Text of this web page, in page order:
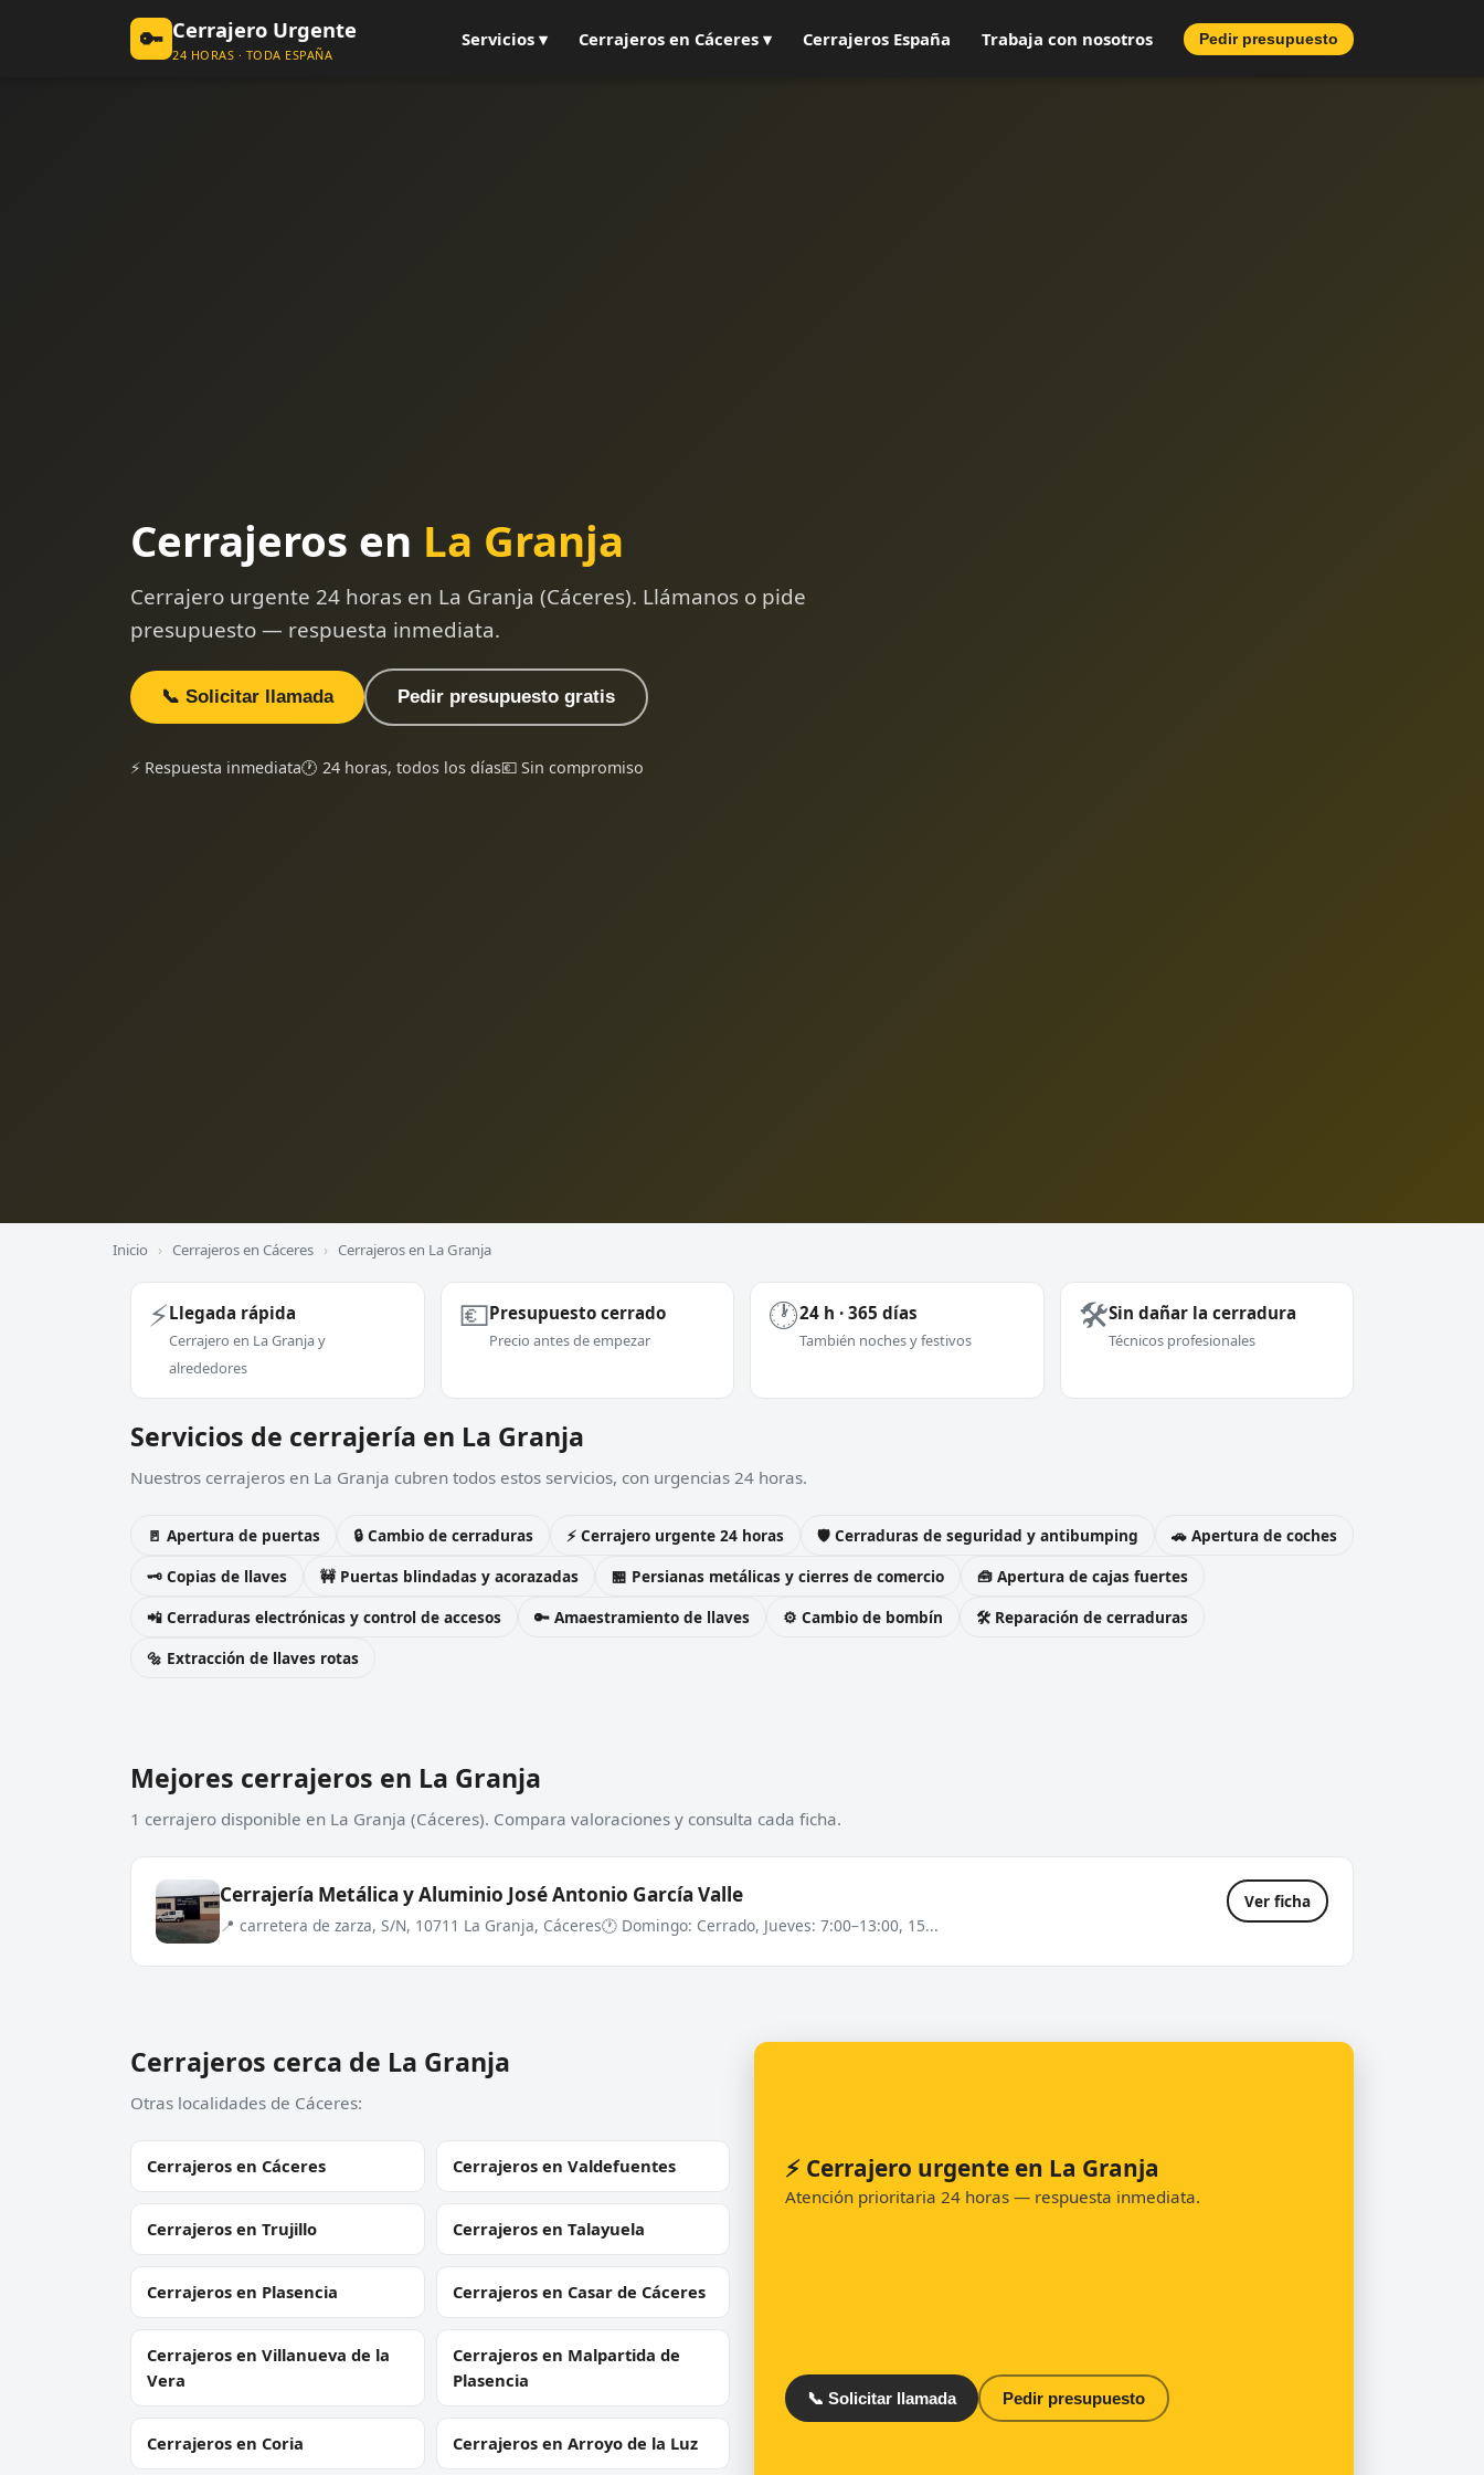
🔑 Cerrajero Urgente
24 HORAS · TODA ESPAÑA
Servicios ▾ Cerrajeros en Cáceres ▾ Cerrajeros España Trabaja con nosotros Pedir presupuesto
Cerrajeros en La Granja
Cerrajero urgente 24 horas en La Granja (Cáceres). Llámanos o pide
presupuesto — respuesta inmediata.
📞 Solicitar llamada Pedir presupuesto gratis
⚡ Respuesta inmediata🕐 24 horas, todos los días💶 Sin compromiso
Inicio › Cerrajeros en Cáceres › Cerrajeros en La Granja
⚡Llegada rápida
Cerrajero en La Granja y
alrededores
💶Presupuesto cerrado
Precio antes de empezar
🕐24 h · 365 días
También noches y festivos
🛠️Sin dañar la cerradura
Técnicos profesionales
Servicios de cerrajería en La Granja
Nuestros cerrajeros en La Granja cubren todos estos servicios, con urgencias 24 horas.
🚪 Apertura de puertas 🔒 Cambio de cerraduras ⚡ Cerrajero urgente 24 horas 🛡️ Cerraduras de seguridad y antibumping
🚗 Apertura de coches
🗝️ Copias de llaves
🚧 Puertas blindadas y acorazadas 🏪 Persianas metálicas y cierres de comercio
🧰 Apertura de cajas fuertes
📲 Cerraduras electrónicas y control de accesos
🔑 Amaestramiento de llaves ⚙️ Cambio de bombín
🛠️ Reparación de cerraduras
🔩 Extracción de llaves rotas
Mejores cerrajeros en La Granja
1 cerrajero disponible en La Granja (Cáceres). Compara valoraciones y consulta cada ficha.
Cerrajería Metálica y Aluminio José Antonio García Valle
📍 carretera de zarza, S/N, 10711 La Granja, Cáceres🕐 Domingo: Cerrado, Jueves: 7:00–13:00, 15...
Ver ficha
Cerrajeros cerca de La Granja
Otras localidades de Cáceres:
Cerrajeros en Cáceres Cerrajeros en Valdefuentes
Cerrajeros en Trujillo Cerrajeros en Talayuela
Cerrajeros en Plasencia Cerrajeros en Casar de Cáceres
Cerrajeros en Villanueva de la
Vera
Cerrajeros en Malpartida de
Plasencia
Cerrajeros en Coria Cerrajeros en Arroyo de la Luz
⚡ Cerrajero urgente en La Granja
Atención prioritaria 24 horas — respuesta inmediata.
📞 Solicitar llamada Pedir presupuesto